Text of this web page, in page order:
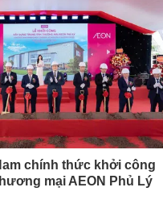
chính thức khởi công
mại AEON Phủ Lý